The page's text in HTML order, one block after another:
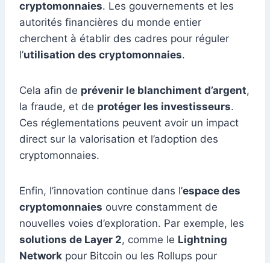
cryptomonnaies. Les gouvernements et les
autorités financières du monde entier
cherchent à établir des cadres pour réguler
l’utilisation des cryptomonnaies.
Cela afin de prévenir le blanchiment d’argent,
la fraude, et de protéger les investisseurs.
Ces réglementations peuvent avoir un impact
direct sur la valorisation et l’adoption des
cryptomonnaies.
Enfin, l’innovation continue dans l’espace des
cryptomonnaies ouvre constamment de
nouvelles voies d’exploration. Par exemple, les
solutions de Layer 2, comme le Lightning
Network pour Bitcoin ou les Rollups pour